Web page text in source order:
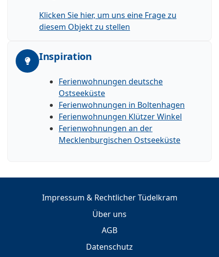
Klicken Sie hier, um uns eine Frage zu
diesem Objekt zu stellen
Inspiration
Ferienwohnungen deutsche
Ostseeküste
Ferienwohnungen in Boltenhagen
Ferienwohnungen Klützer Winkel
Ferienwohnungen an der
Mecklenburgischen Ostseeküste
Impressum & Rechtlicher Tüdelkram
Über uns
AGB
Datenschutz